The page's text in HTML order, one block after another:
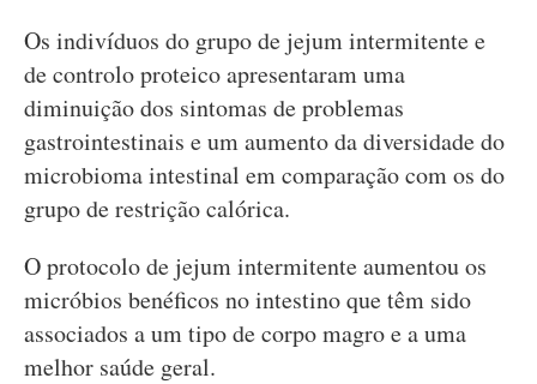
Os indivíduos do grupo de jejum intermitente e
de controlo proteico apresentaram uma
diminuição dos sintomas de problemas
gastrointestinais e um aumento da diversidade do
microbioma intestinal em comparação com os do
grupo de restrição calórica.
O protocolo de jejum intermitente aumentou os
micróbios benéficos no intestino que têm sido
associados a um tipo de corpo magro e a uma
melhor saúde geral.